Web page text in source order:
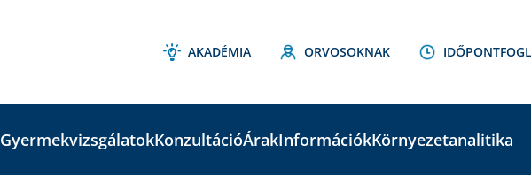
AKADÉMIA ORVOSOKNAK
GyermekvizsgálatokKonzultációÁrakInformációkKörnyezetanalitika